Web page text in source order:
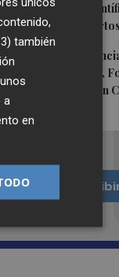
un referente
equipo de expertos
5
El Villarreal
Gerard Moreno,
Cardona y Logan
Quiero
también
a
en